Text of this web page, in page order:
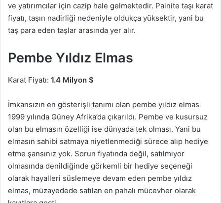
ve yatırımcılar için cazip hale gelmektedir. Painite taşı karat
fiyatı, taşın nadirliği nedeniyle oldukça yüksektir, yani bu
taş para eden taşlar arasında yer alır.
Pembe Yıldız Elmas
Karat Fiyatı: 1.4 Milyon $
İmkansızın en gösterişli tanımı olan pembe yıldız elmas
1999 yılında Güney Afrika’da çıkarıldı. Pembe ve kusursuz
olan bu elmasın özelliği ise dünyada tek olması. Yani bu
elmasın sahibi satmaya niyetlenmediği sürece alıp hediye
etme şansınız yok. Sorun fiyatında değil, satılmıyor
olmasında denildiğinde görkemli bir hediye seçeneği
olarak hayalleri süslemeye devam eden pembe yıldız
elmas, müzayedede satılan en pahalı mücevher olarak